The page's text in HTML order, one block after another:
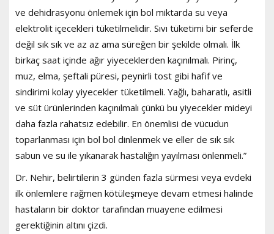
ve dehidrasyonu önlemek için bol miktarda su veya
elektrolit içecekleri tüketilmelidir. Sıvı tüketimi bir seferde
değil sık sık ve az az ama süreğen bir şekilde olmalı. İlk
birkaç saat içinde ağır yiyeceklerden kaçınılmalı. Pirinç,
muz, elma, şeftali püresi, peynirli tost gibi hafif ve
sindirimi kolay yiyecekler tüketilmeli. Yağlı, baharatlı, asitli
ve süt ürünlerinden kaçınılmalı çünkü bu yiyecekler mideyi
daha fazla rahatsız edebilir. En önemlisi de vücudun
toparlanması için bol bol dinlenmek ve eller de sık sık
sabun ve su ile yıkanarak hastalığın yayılması önlenmeli.”
Dr. Nehir, belirtilerin 3 günden fazla sürmesi veya evdeki
ilk önlemlere rağmen kötüleşmeye devam etmesi halinde
hastaların bir doktor tarafından muayene edilmesi
gerektiğinin altını çizdi.